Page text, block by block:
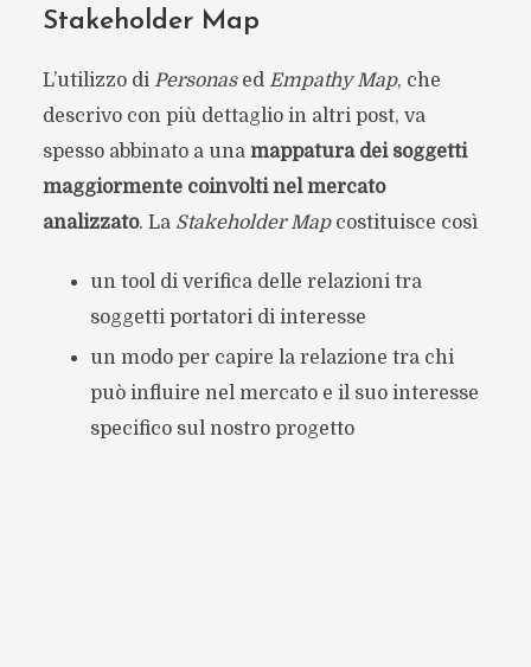
Stakeholder Map
L’utilizzo di Personased Empathy Map, che
descrivo con più dettaglio in altri post, va
spesso abbinato a una mappatura dei soggetti
maggiormente coinvolti nel mercato
analizzato. La Stakeholder Mapcostituisce così
un tool di verifica delle relazioni tra
soggetti portatori di interesse
un modo per capire la relazione tra chi
può influire nel mercato e il suo interesse
specifico sul nostro progetto